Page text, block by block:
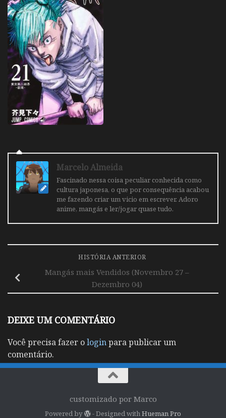
Marcelo Almeida
Fascinado nessa coisa peculiar conhecida como
cultura japonesa, o que por consequência acabou
me fazendo criar um vicio em escrever. Adoro
anime, mangás e ler/jogar quase tudo.
HISTÓRIA ANTERIOR
Mangás mais Vendidos (Novembro 27 –
Dezembro 04)
DEIXE UM COMENTÁRIO
Você precisa fazer ologinpara publicar um
comentário.
customizado por Marco
Powered by - Designed with Hueman Pro